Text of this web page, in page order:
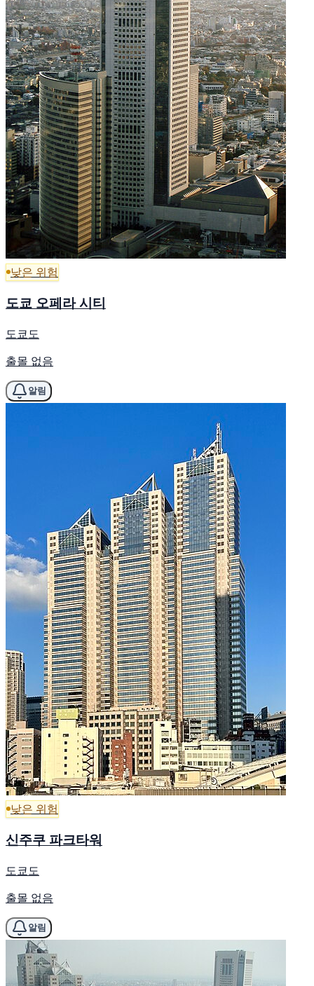
낮은 위험
도쿄 오페라 시티
도쿄도
출몰 없음
알림
낮은 위험
신주쿠 파크타워
도쿄도
출몰 없음
알림